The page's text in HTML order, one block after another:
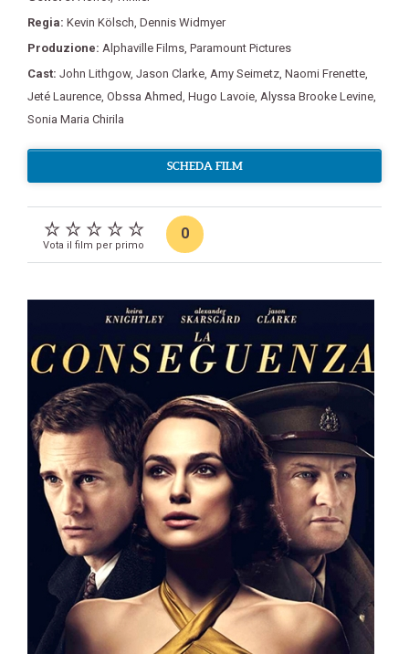
Regia: Kevin Kölsch Dennis Widmyer
Produzione: Alphaville Films Paramount Pictures
Cast: John Lithgow, Jason Clarke Amy Seimetz Naomi Frenette
Jeté Laurence Obssa Ahmed Hugo Lavoie Alyssa Brooke Levine
Sonia Maria Chirila
SCHEDA FILM
Vota il film per primo
0